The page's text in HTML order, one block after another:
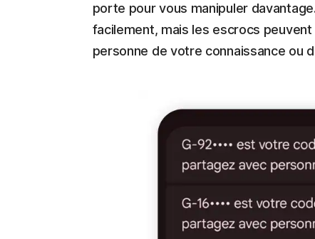
porte pour vous manipuler
facilement, mais les escrocs peuvent
personne de votre connaissance ou